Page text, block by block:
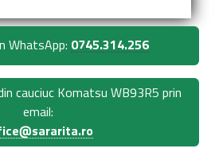
WhatsApp: 0745.314.256
cauciuc Komatsu WB93R5 prin
email: